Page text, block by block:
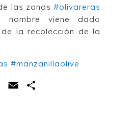
las zonas#olivareras
nombre viene dado
la recolección de la
#manzanillaolive
WhatsApp
Email